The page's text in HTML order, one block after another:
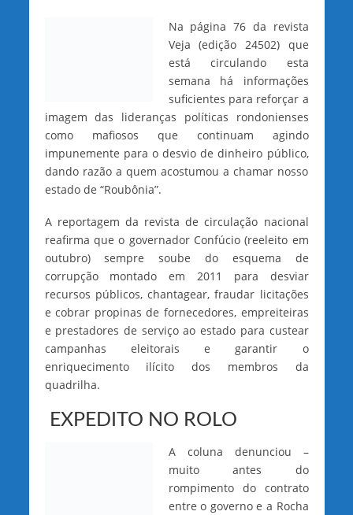
Na página 76 da revista
Veja (edição 24502) que
está circulando esta
semana há informações
suficientes para reforçar a
imagem das lideranças políticas rondonienses
como mafiosos que continuam agindo
impunemente para o desvio de dinheiro público,
dando razão a quem acostumou a chamar nosso
estado de “Roubônia”.
A reportagem da revista de circulação nacional
reafirma que o governador Confúcio (reeleito em
outubro) sempre soube do esquema de
corrupção montado em 2011 para desviar
recursos públicos, chantagear, fraudar licitações
e cobrar propinas de fornecedores, empreiteiras
e prestadores de serviço ao estado para custear
campanhas eleitorais e garantir o
enriquecimento ilícito dos membros da
quadrilha.
EXPEDITO NO ROLO
A coluna denunciou –
muito antes do
rompimento do contrato
entre o governo e a Rocha